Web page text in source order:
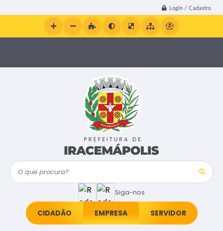
Login / Cadastro
Siga-nos
O que procura?
CIDADÃO EMPRESA SERVIDOR